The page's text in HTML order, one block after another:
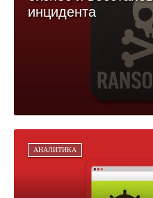
инцидента
АНАЛИТИКА